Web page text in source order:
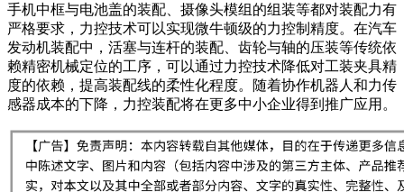
手机中框与电池盖的装配、摄像头模组的组装等都对装配力有
严格要求，力控技术可以实现微牛顿级的力控制精度。在汽车
发动机装配中，活塞与连杆的装配、齿轮与轴的压装等传统依
赖精密机械定位的工序，可以通过力控技术降低对工装夹具精
度的依赖，提高装配线的柔性化程度。随着协作机器人和力传
感器成本的下降，力控装配将在更多中小企业得到推广应用。